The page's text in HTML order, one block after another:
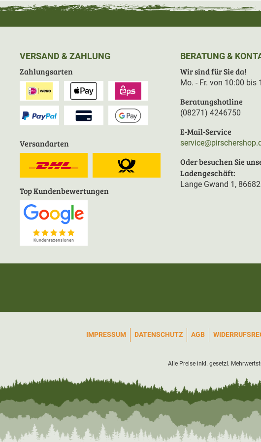
VERSAND & ZAHLUNG
Zahlungsarten
Versandarten
Top Kundenbewertungen
BERATUNG &
Wir sind für Sie da!
Mo. - Fr. von 10:00 bis
Beratungshotline
(08271) 4246750
E-Mail-Service
Oder besuchen Sie
Ladengeschäft:
Lange Gwand 1,
IMPRESSUM DATENSCHUTZ AGB
Alle Preise inkl. gesetzl.